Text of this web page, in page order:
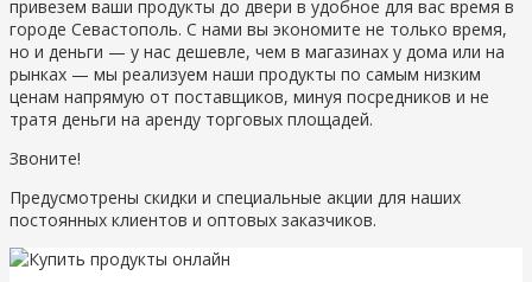
привезем ваши продукты до двери в удобное для вас время в
городе Севастополь. С нами вы экономите не только время,
но и деньги — у нас дешевле, чем в магазинах у дома или на
рынках — мы реализуем наши продукты по самым низким
ценам напрямую от поставщиков, минуя посредников и не
тратя деньги на аренду торговых площадей.
Звоните!
Предусмотрены скидки и специальные акции для наших
постоянных клиентов и оптовых заказчиков.